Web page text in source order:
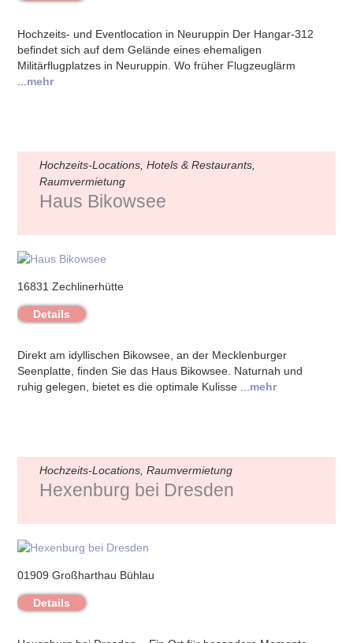
Hochzeits- und Eventlocation in Neuruppin Der Hangar-312
befindet sich auf dem Gelände eines ehemaligen
Militärflugplatzes in Neuruppin. Wo früher Flugzeuglärm
mehr
Hochzeits-Locations, Hotels & Restaurants,
Raumvermietung
Haus Bikowsee
16831 Zechlinerhütte
Details
Direkt am idyllischen Bikowsee, an der Mecklenburger
Seenplatte, finden Sie das Haus Bikowsee. Naturnah und
ruhig gelegen, bietet es die optimale Kulisse ... mehr
Hochzeits-Locations, Raumvermietung
Hexenburg bei Dresden
01909 Großharthau Bühlau
Details